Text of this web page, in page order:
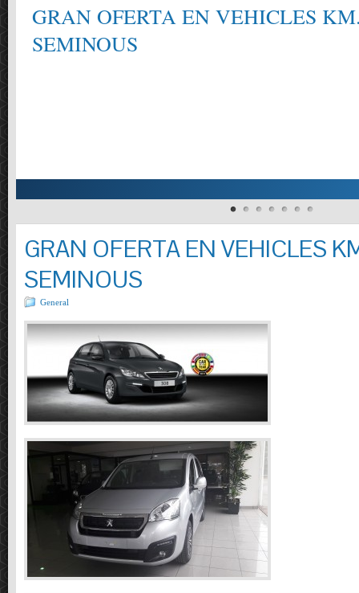
GRAN OFERTA EN VEHICLES
SEMINOUS
GRAN OFERTA EN VEHICLES
SEMINOUS
General